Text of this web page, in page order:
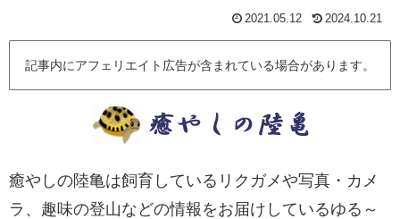
2021.05.12 2024.10.21
記事内にアフェリエイト広告が含まれている場合があります。
癒やしの陸亀は飼育しているリクガメや写真・カメ
ラ、趣味の登山などの情報をお届けしているゆる～